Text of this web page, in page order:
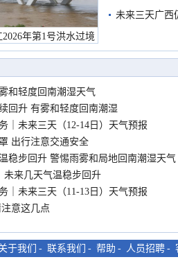
年第1号洪水过境
岸见证汛况
未来三天广西
和轻度回南潮湿天气
回升 有雾和轻度回南潮湿
｜未来三天（12-14日）天气预报
出行注意交通安全
稳步回升 警惕雨雾和局地回南潮湿天气
来几天气温稳步回升
｜未来三天（11-13日）天气预报
意这几点
于我们 - 联系我们 - 帮助 - 人员招聘 -